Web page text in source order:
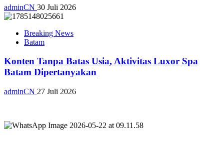
adminCN 30 Juli 2026
Breaking News
Batam
Konten Tanpa Batas Usia, Aktivitas Luxor Spa
Batam Dipertanyakan
adminCN 27 Juli 2026